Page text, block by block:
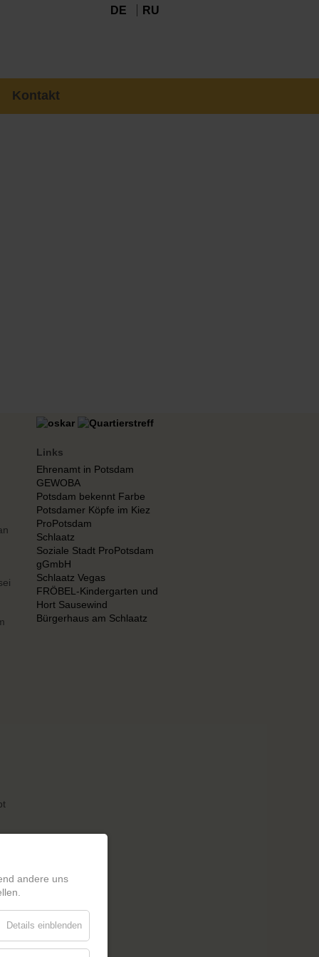
DE RU
Kontakt
Links
Ehrenamt in Potsdam
GEWOBA
Potsdam bekennt Farbe
Potsdamer Köpfe im Kiez
ProPotsdam
Schlaatz
Soziale Stadt ProPotsdam
gGmbH
Schlaatz Vegas
FRÖBEL-Kindergarten und
Hort Sausewind
Bürgerhaus am Schlaatz
andere uns
Details einblenden